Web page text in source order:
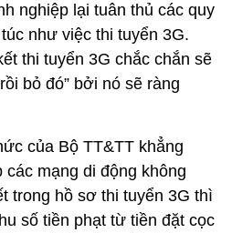
nghiệp lại tuân thủ các quy
như việc thi tuyển 3G.
thi tuyển 3G chắc chắn sẽ
bỏ đó” bởi nó sẽ ràng
của Bộ TT&TT khẳng
mạng di động không
trong hồ sơ thi tuyển 3G thì
số tiền phạt từ tiền đặt cọc